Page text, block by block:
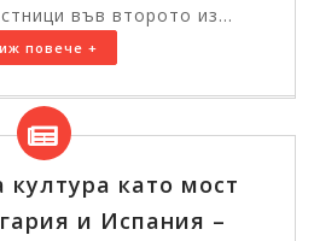
във второто из...
повече +
култура като мост
и Испания –